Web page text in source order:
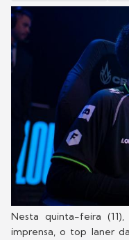
Nesta quinta-feira
imprensa, o top laner